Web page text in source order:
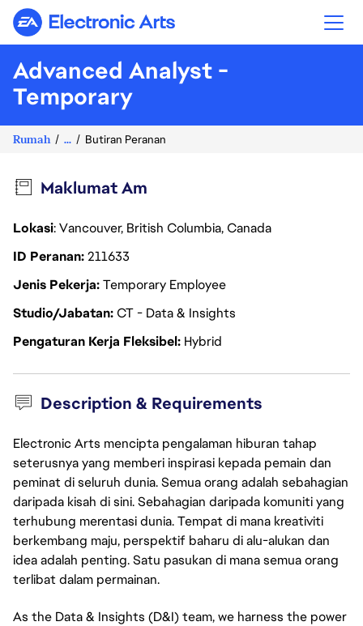
Electronic Arts
Advanced Analyst -
Temporary
Rumah ... Butiran Peranan
Maklumat Am
Lokasi: Vancouver, British Columbia, Canada
ID Peranan211633
Jenis PekerjaTemporary Employee
Studio/JabatanCT - Data & Insights
Pengaturan Kerja Fleksibel Hybrid
Description & Requirements
Electronic Arts mencipta pengalaman hiburan tahap
seterusnya yang memberi inspirasi kepada pemain dan
peminat di seluruh dunia. Semua orang adalah sebahagian
daripada kisah di sini. Sebahagian daripada komuniti yang
terhubung merentasi dunia. Tempat di mana kreativiti
berkembang maju, perspektif baharu di alu-alukan dan
idea adalah penting. Satu pasukan di mana semua orang
terlibat dalam permainan.
As the Data & Insights (D&I) team, we harness the power